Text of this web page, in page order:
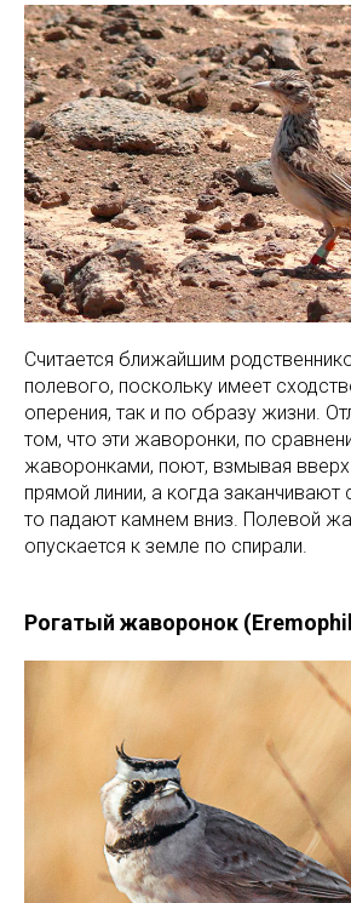
Считается ближайшим
полевого, поскольку имеет
оперения, так и по образу жизни.
том, что эти жаворонки, по
жаворонками, поют, взмывая вверх
прямой линии, а когда заканчивают
то падают камнем вниз. Полевой
опускается к земле по спирали.
Рогатый жаворонок